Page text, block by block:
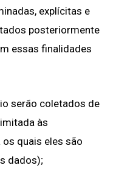
explícitas e
posteriormente
essas finalidades
serão coletados de
às
quais eles são
dados);